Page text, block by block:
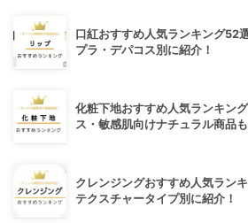
口紅おすすめ人気ランキング52
プラ・デパコス別に紹介！
化粧下地おすすめ人気ランキン
ス・敏感肌向けナチュラル商品も
クレンジングおすすめ人気ラン
テクスチャータイプ別に紹介！